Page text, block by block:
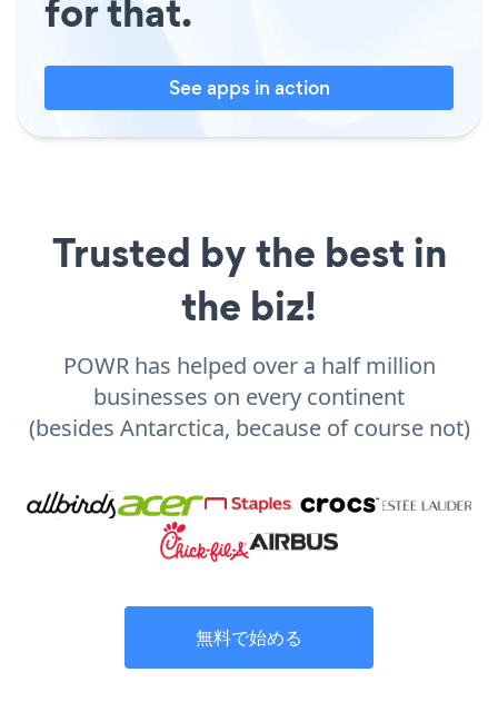
for that.
See apps in action
Trusted by the best in
the biz!
POWR has helped over a half million
businesses on every continent
(besides Antarctica, because of course not)
無料で始める